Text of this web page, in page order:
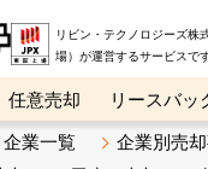
リビン・テクノロジーズ株
場）が運営するサービス
任意売却 リースバッ
カンパニー オンライ
業一覧 企業別売